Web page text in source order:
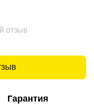
отзыв
Гарантия